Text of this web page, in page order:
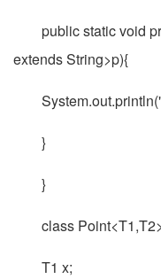
public static void
extends String>p){
}
}
class
T1 x;